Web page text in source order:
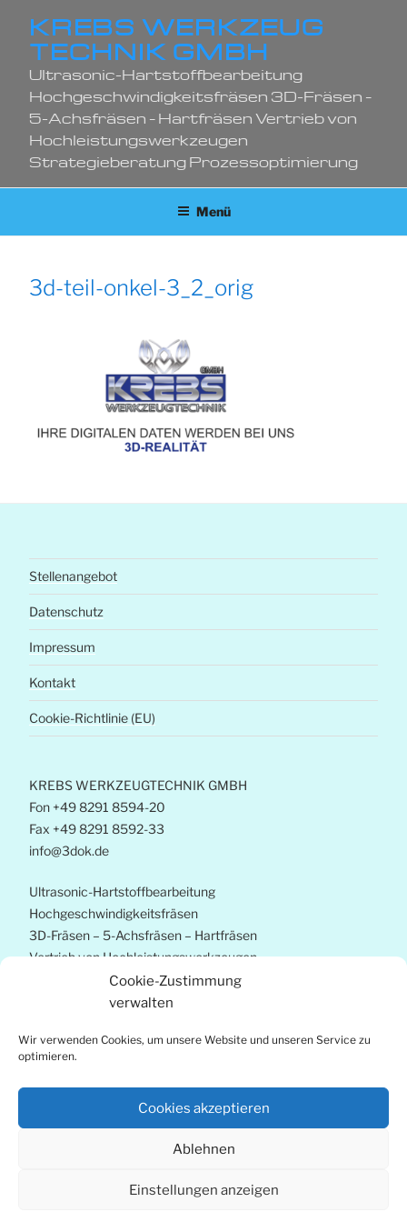
Cookie-Zustimmung
verwalten
Wir verwenden Cookies, um unsere Website und unseren Service zu
optimieren.
Cookies akzeptieren
Ablehnen
Einstellungen anzeigen
Inhalt
springen
KREBS WERKZEUG
TECHNIK GMBH
Ultrasonic-Hartstoffbearbeitung
Hochgeschwindigkeitsfräsen 3D-Fräsen –
5-Achsfräsen – Hartfräsen Vertrieb von
Hochleistungswerkzeugen
Strategieberatung Prozessoptimierung
Menü
3d-teil-onkel-3_2_orig
Stellenangebot
Datenschutz
Impressum
Kontakt
Cookie-Richtlinie (EU)
KREBS WERKZEUGTECHNIK GMBH
Fon +49 8291 8594-20
Fax +49 8291 8592-33
info@3dok.de
Ultrasonic-Hartstoffbearbeitung
Hochgeschwindigkeitsfräsen
3D-Fräsen – 5-Achsfräsen – Hartfräsen
Vertrieb von Hochleistungswerkzeugen
Strategieberatung
Prozessoptimierung
copyright by Krebs Werkzeugtechnik Gmbh
Stolz präsentiert von WordPress